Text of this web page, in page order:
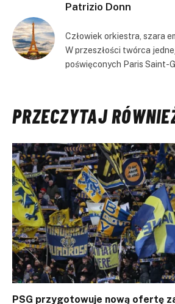
Patrizio Donn
Człowiek orkiestra, szara
W przeszłości twórca
poświęconych Paris Saint-
PRZECZYTAJ
PSG przygotowuje nową ofertę